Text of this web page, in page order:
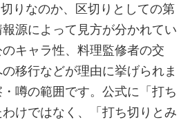
りなのか、区切りとしての第
源によって見方が分かれてい
キャラ性、料理監修者の交
移行などが理由に挙げられま
噂の範囲です。公式に「打ち
けではなく、「打ち切りとみ